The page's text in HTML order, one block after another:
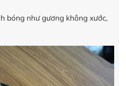
bóng như gương không xước,